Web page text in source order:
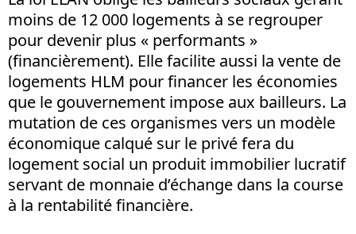
moins de 12 000 logements à se regrouper
pour devenir plus « performants »
(financièrement). Elle facilite aussi la vente de
logements HLM pour financer les économies
que le gouvernement impose aux bailleurs. La
mutation de ces organismes vers un modèle
économique calqué sur le privé fera du
logement social un produit immobilier lucratif
servant de monnaie d’échange dans la course
à la rentabilité financière.